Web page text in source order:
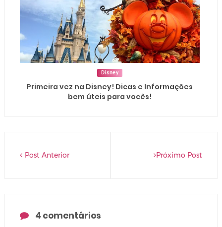
Disney
Primeira vez na Disney! Dicas e Informações
bem úteis para vocês!
Próximo Post
Post Anterior
4 comentários